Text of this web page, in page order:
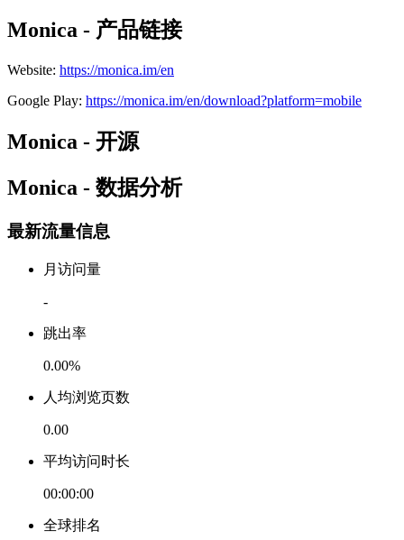
Monica - 产品链接
Website: https://monica.im/en
Google Play: https://monica.im/en/download?platform=mobile
Monica - 开源
Monica - 数据分析
最新流量信息
月访问量
-
跳出率
0.00%
人均浏览页数
0.00
平均访问时长
00:00:00
全球排名